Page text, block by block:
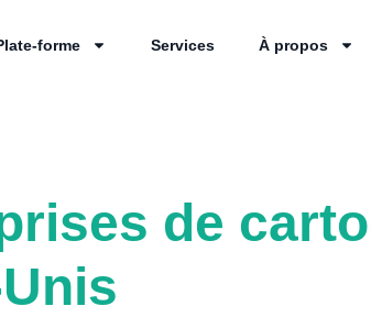
forme Services À propos
de